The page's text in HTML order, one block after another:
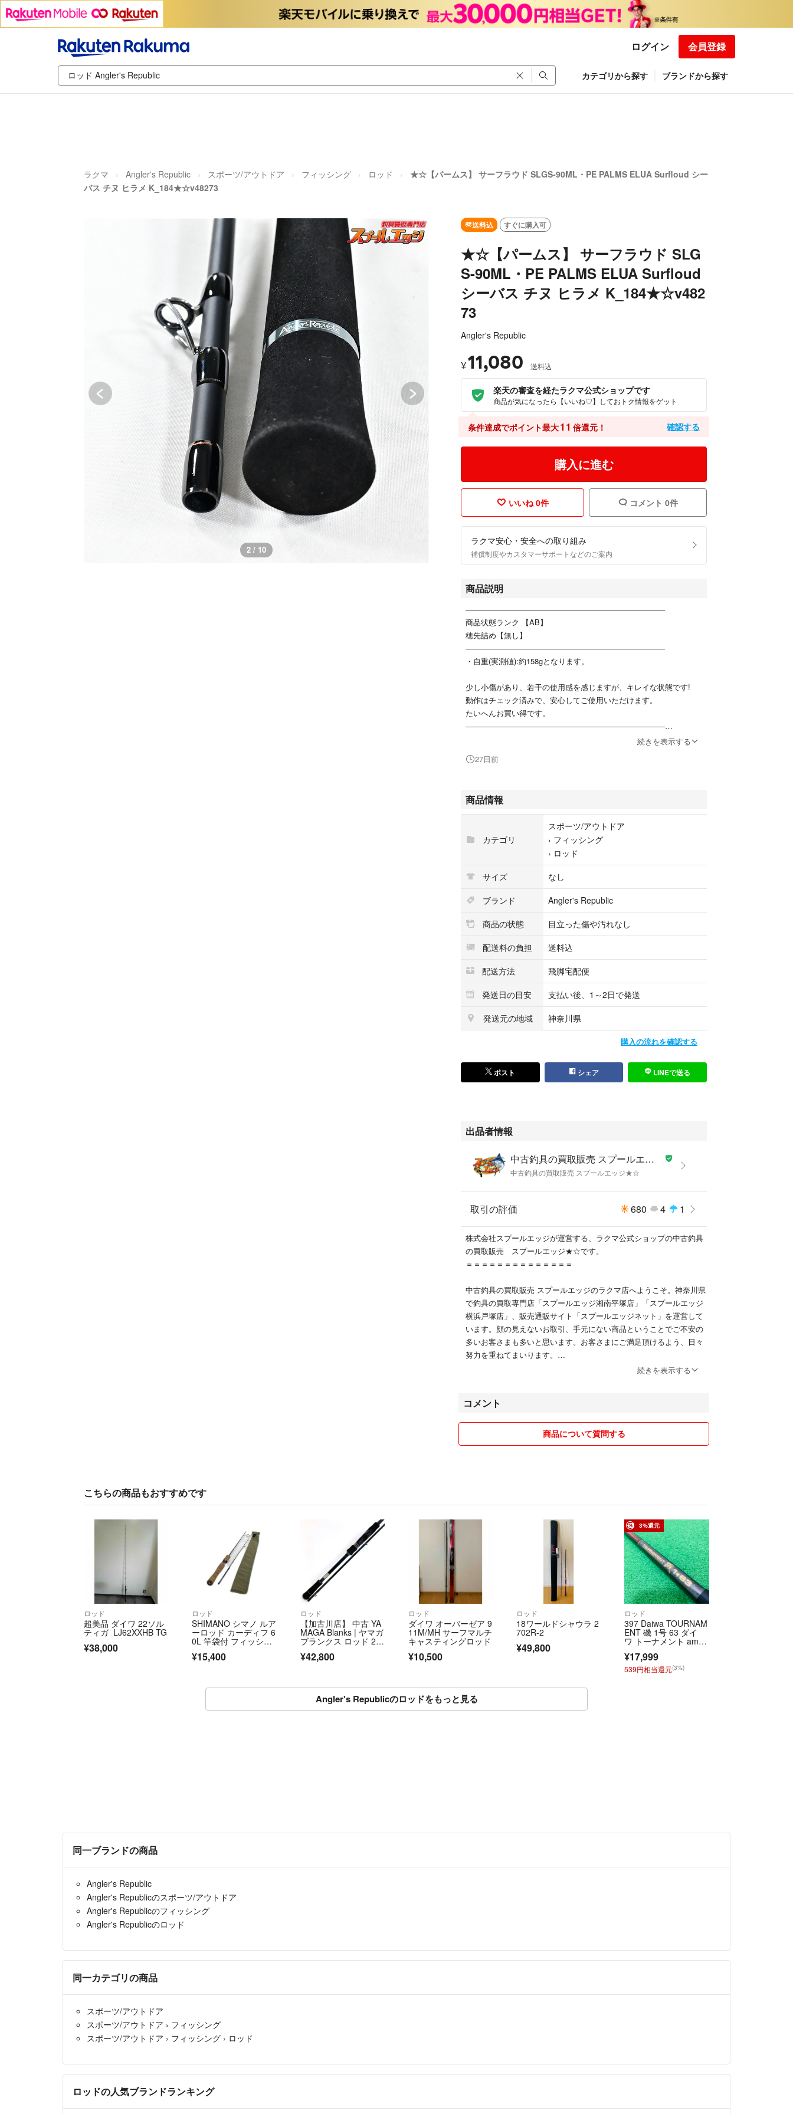
ログイン 会員登録
カテゴリから探す ブランドから探す
ラクマ Angler's Republic スポーツ/アウトドア フィッシング ロッド
★☆【パームス】 サーフラウド SLGS-90ML・PE PALMS ELUA Surfloud シー
バス チヌ ヒラメ K_184★☆v48273
3 / 10
送料込 すぐに購入可
★☆【パームス】 サーフラウド SLG
S-90ML・PE PALMS ELUA Surfloud
シーバス チヌ ヒラメ K_184★☆v482
73
Angler's Republic
¥11,080 送料込
楽天の審査を経たラクマ公式ショップです
商品が気になったら【いいね♡】しておトク情報をゲット
条件達成でポイント最大11 倍還元！ 確認する
購入に進む
いいね 0件 コメント 0件
ラクマ安心・安全への取り組み
補償制度やカスタマーサポートなどのご案内
商品説明
――――――――――――――――――――――――――
商品状態ランク 【AB】
穂先詰め【無し】
――――――――――――――――――――――――――
・自重(実測値):約158gとなります。
少し小傷があり、若干の使用感を感じますが、キレイな状態です!
動作はチェック済みで、安心してご使用いただけます。
たいへんお買い得です。
――――――――――――――――――――――――――
こちらは在庫が1点限りとなりますので、お探しの方はお急ぎくださ
※コンビニ払いをご選択いただいたお客様は、3日以内にお支払いをお
願いいたします。3日を過ぎますとキャンセルとなりますのでご注意
※基本的には午前10時までのご注文で即日発送となります。定休日の
水曜日、お盆、GW、年末年始、臨時休業、社内ミーティング日は除
きます。
※沖縄県と全国離島には発送できません。ご注文はご遠慮ください。
申し訳ありません。
東北地方/関東地方/中部地方/近畿地方 → 翌日到着予定
北海道地方/中国地方/四国地方/北九州地方 → 翌々日到着予定
※こちらは目安になります。天災や繁忙期、当店諸事情等により商品
到着日の遅滞が発生する場合がございます。到着日を保証するもので
==========================================
==========================================
【Ｎ】新品
【ＡＢ-】まずまずキレイ(小傷・使用感のある品)
【Ｂ-】使い込んだ品(傷が大変多く、使用感の強い品)
【Ｊ】修理が必要
==========================================
■リール巻き心地ランク表
==========================================
【Ｂ】シャーシャー音が出ている
【Ｃ+】少しゴリ感が出始めている
続きを表示する
27日前
商品情報
カテゴリ
スポーツ/アウトドア
› フィッシング
› ロッド
サイズ
なし
ブランド
Angler's Republic
商品の状態
目立った傷や汚れなし
配送料の負担
送料込
配送方法
飛脚宅配便
発送日の目安
支払い後、1～2日で発送
発送元の地域
神奈川県
購入の流れを確認する
ポスト シェア LINEで送る
出品者情報
中古釣具の買取販売 スプールエッジ★☆
中古釣具の買取販売 スプールエッジ★☆
取引の評価 680 4 1
株式会社スプールエッジが運営する、ラクマ公式ショップの中古釣具
の買取販売 スプールエッジ★☆です。
＝＝＝＝＝＝＝＝＝＝＝＝＝＝
中古釣具の買取販売 スプールエッジのラクマ店へようこそ。神奈川県
で釣具の買取専門店「スプールエッジ湘南平塚店」「スプールエッジ
横浜戸塚店」、販売通販サイト「スプールエッジネット」を運営して
います。顔の見えないお取引、手元にない商品ということでご不安の
多いお客さまも多いと思います。お客さまにご満足頂けるよう、日々
努力を重ねてまいります。
営業時間 10:00-18:30 定休日: 水曜日(GW/年末年始/お盆休みを除く)
★釣具買取専門店「スプールエッジ 横浜戸塚店」
買取査定専用TEL/0120-914-209(お電話受付時間10:00-17:00)
E-Mail/info@spooledge.com (24時間受付)
★中古釣具販売ホームページ「スプールエッジネット」
TEL046-373-8066(お電話受付時間10:00-17:00)
E-Mail/info@spooledge.net (24時間受付)
適格請求書発行事業者番号 T1021001055311
＝＝＝＝＝＝＝＝＝＝＝＝＝＝
こちらのアカウントはラクマ公式パートナーの株式会社スプールエッ
ジによって運営されています。
▼返品特約
https://fril.jp/ts/official/law/a401/#return_policy
続きを表示する
コメント
商品について質問する
こちらの商品もおすすめです
ロッド
超美品 ダイワ 22ソル
ティガ LJ62XXHB TG
¥38,000
ロッド
SHIMANO シマノ ルア
ーロッド カーディフ 6
0L 竿袋付 フィッシン
グ 釣り具 33602
¥15,400
ロッド
【加古川店】 中古 YA
MAGA Blanks | ヤマガ
ブランクス ロッド 23
カリスタ 86M/PF 【8
4】
¥42,800
ロッド
ダイワ オーバーゼア 9
11M/MH サーフマルチ
キャスティングロッド
¥10,500
ロッド
18ワールドシャウラ 2
702R-2
¥49,800
3%還元
ロッド
397 Daiwa TOURNAM
ENT 磯 1号 63 ダイ
ワ トーナメント amor
phous WHISKER 磯
竿 釣り竿
¥17,999
539円相当還元(3%)
Angler's Republicのロッドをもっと見る
同一ブランドの商品
Angler's Republic
Angler's Republicのスポーツ/アウトドア
Angler's Republicのフィッシング
Angler's Republicのロッド
同一カテゴリの商品
スポーツ/アウトドア
スポーツ/アウトドア › フィッシング
スポーツ/アウトドア › フィッシング › ロッド
ロッドの人気ブランドランキング